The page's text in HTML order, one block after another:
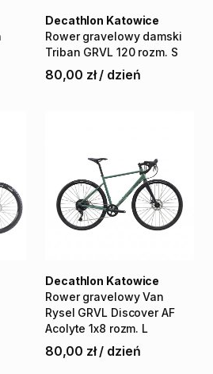
Rower gravelowy damski
Triban GRVL 120 rozm. S
Decathlon Katowice
80,00 zł / dzień
Rower gravelowy Van
Rysel GRVL Discover AF
Acolyte 1x8 rozm. L
Decathlon Katowice
80,00 zł / dzień